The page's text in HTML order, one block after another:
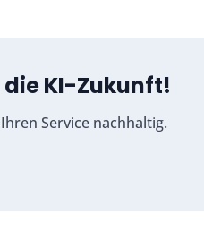
die KI-Zukunft!
Service nachhaltig.